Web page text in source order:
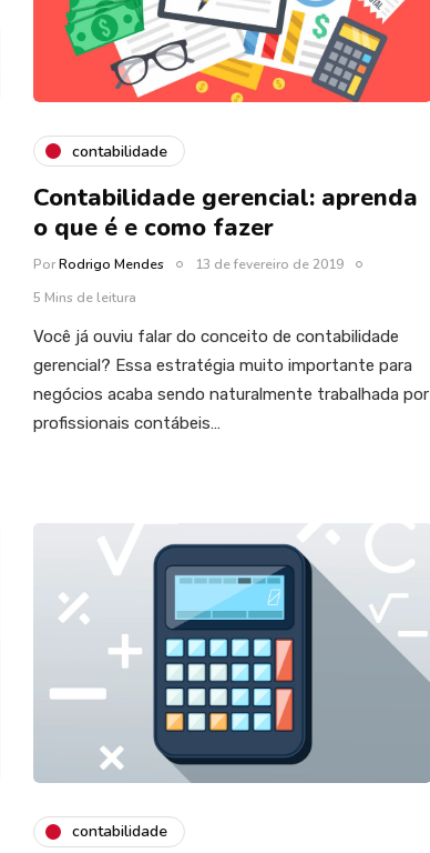
contabilidade
Contabilidade gerencial: aprenda
o que é e como fazer
PorRodrigo Mendes
13 de fevereiro de 2019
5 Mins de leitura
Você já ouviu falar do conceito de contabilidade
gerencial? Essa estratégia muito importante para
negócios acaba sendo naturalmente trabalhada por
profissionais contábeis…
contabilidade